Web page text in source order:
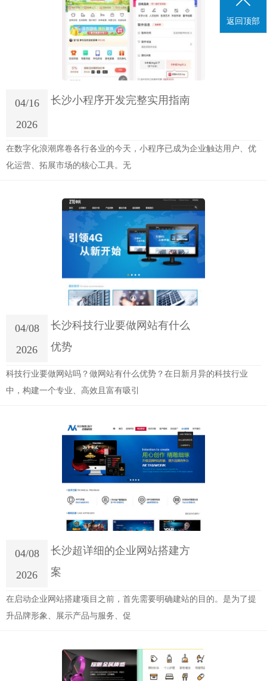
04/16
2026
长沙小程序开发完整实用指南
在数字化浪潮席卷各行各业的今天，小程序已成为企业触达用户、优
化运营、拓展市场的核心工具。无
04/08
2026
长沙科技行业要做网站有什么
优势
科技行业要做网站吗？做网站有什么优势？在日新月异的科技行业
中，构建一个专业、高效且富有吸引
04/08
2026
长沙超详细的企业网站搭建方
案
在启动企业网站搭建项目之前，首先需要明确建站的目的。是为了提
升品牌形象、展示产品与服务、促
返回顶部